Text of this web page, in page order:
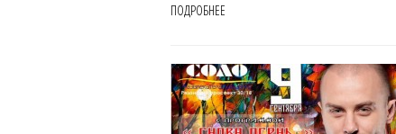
ПОДРОБНЕЕ